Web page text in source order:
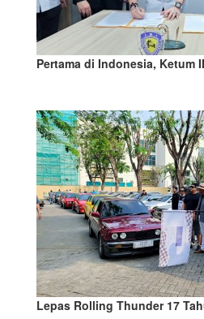
Pertama di Indonesia, Ketum
Lepas Rolling Thunder 17